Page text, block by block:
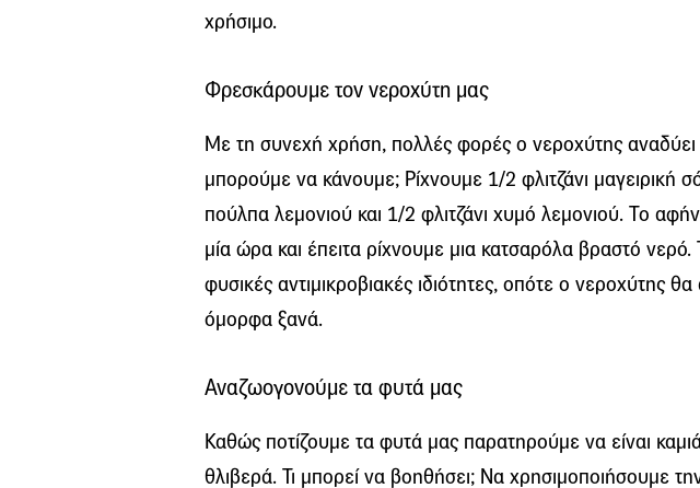
χρήσιμο.
Φρεσκάρουμε τον νεροχύτη μας
Με τη συνεχή χρήση, πολλές φορές ο νεροχύτης αναδύει
μπορούμε να κάνουμε; Ρίχνουμε 1/2 φλιτζάνι μαγειρική
πούλπα λεμονιού και 1/2 φλιτζάνι χυμό λεμονιού. Το
μία ώρα και έπειτα ρίχνουμε μια κατσαρόλα βραστό νερό.
φυσικές αντιμικροβιακές ιδιότητες, οπότε ο νεροχύτης θα
όμορφα ξανά.
Αναζωογονούμε τα φυτά μας
Καθώς ποτίζουμε τα φυτά μας παρατηρούμε να είναι
θλιβερά. Τι μπορεί να βοηθήσει; Να χρησιμοποιήσουμε